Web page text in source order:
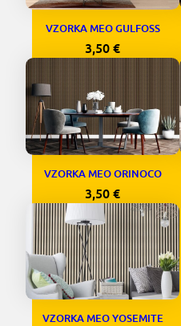
VZORKA MEO GULFOSS
3,50€
VZORKA MEO ORINOCO
3,50€
VZORKA MEO YOSEMITE